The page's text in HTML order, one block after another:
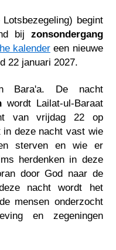
begint
bij zonsondergang
kalendereen nieuwe
22 januari 2027.
Bara'a. De nacht
wordt Lailat-ul-Baraat
van vrijdag 22 op
in deze nacht vast wie
sterven en wie er
herdenken in deze
door God naar de
nacht wordt het
mensen onderzocht
en zegeningen